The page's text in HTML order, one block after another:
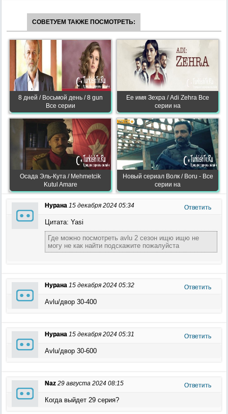
СОВЕТУЕМ ТАКЖЕ ПОСМОТРЕТЬ:
8 дней / Восьмой день / 8 gun
Все серии
Ее имя Зехра / Adi Zehra Все
серии на
Осада Эль-Кута / Mehmetcik
Kutul Amare
Новый сериал Волк / Boru - Все
серии на
Нурана 15 декабря 2024 05:34 Ответить
Цитата: Yasi
Где можно посмотреть avlu 2 сезон ищю ищю не
могу не как найти подскажите пожалуйста
Нурана 15 декабря 2024 05:32 Ответить
Avlu/двор 30-400
Нурана 15 декабря 2024 05:31 Ответить
Avlu/двор 30-600
Naz 29 августа 2024 08:15 Ответить
Когда выйдет 29 серия?